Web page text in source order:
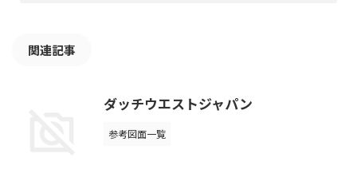
関連記事
ダッチウエストジャパン
参考図面一覧